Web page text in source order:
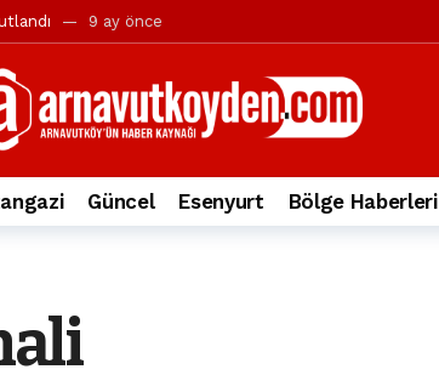
9 ay önce
Candaroğlu’na yönelik suçlamalar 10 ay önce
1 yıl önce
alev yandı. 2 yıl önce
gösterisi düzenledi 2 yıl önce
öldü
3 yıl önce
Güncel Esenyurt Bölge Haberleri